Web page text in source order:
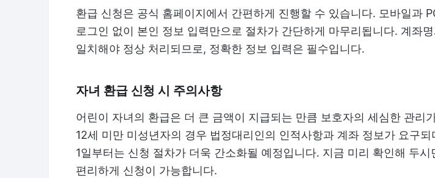
환급 신청은 공식 홈페이지에서 간편하게 진행할 수 있습니다. 모바일과
로그인 없이 본인 정보 입력만으로 절차가 간단하게 마무리됩니다. 계좌
일치해야 정상 처리되므로, 정확한 정보 입력은 필수입니다.
자녀 환급 신청 시 주의사항
어린이 자녀의 환급은 더 큰 금액이 지급되는 만큼 보호자의 세심한 관리
12세 미만 미성년자의 경우 법정대리인의 인적사항과 계좌 정보가 요구
1일부터는 신청 절차가 더욱 간소화될 예정입니다. 지금 미리 확인해 두시
편리하게 신청이 가능합니다.